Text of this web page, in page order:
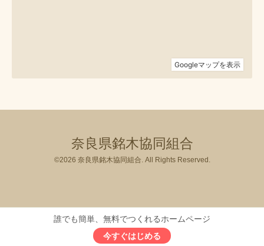
奈良県銘木協同組合
©2026 奈良県銘木協同組合 . All Rights Reserved.
誰でも簡単、無料でつくれるホームページ
今すぐはじめる